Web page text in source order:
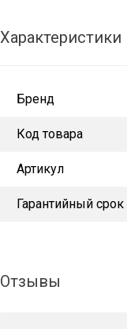
Характеристики
Бренд
Код товара
Артикул
Гарантийный срок
Отзывы